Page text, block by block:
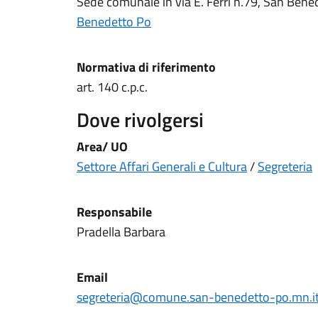
Benedetto Po
Normativa di riferimento
art. 140 c.p.c.
Dove rivolgersi
Area/ UO
Settore Affari Generali e Cultura/Segreteria
Responsabile
Pradella Barbara
Email
segreteria@comune.san-benedetto-